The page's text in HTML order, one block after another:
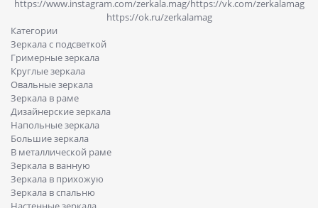
Категории
Зеркала с подсветкой
Гримерные зеркала
Круглые зеркала
Овальные зеркала
Зеркала в раме
Дизайнерские зеркала
Напольные зеркала
Большие зеркала
В металлической раме
Зеркала в ванную
Зеркала в прихожую
Зеркала в спальню
https://www.instagram.com/zerkala.mag/https://vk.com/zerkalamag
https://ok.ru/zerkalamag